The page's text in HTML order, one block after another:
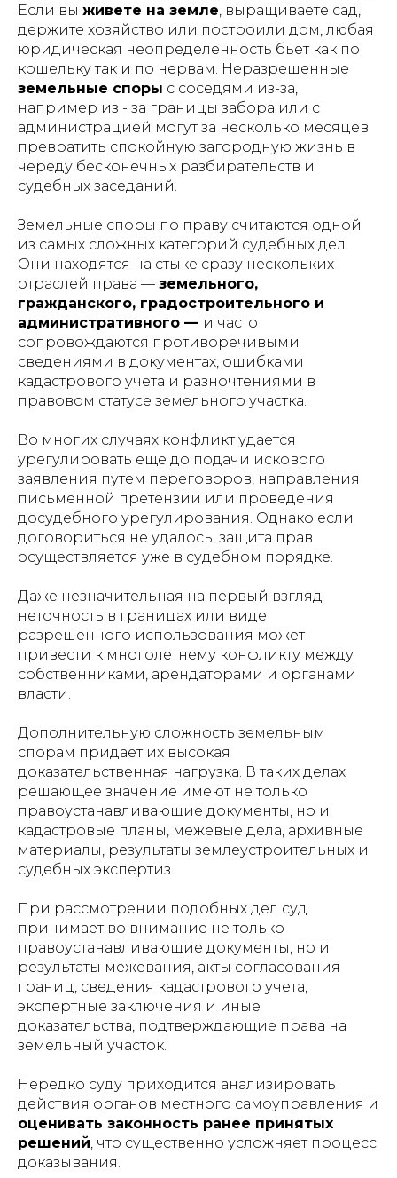
Если вы живете на земле, выращиваете сад,
держите хозяйство или построили дом, любая
юридическая неопределенность бьет как по
кошельку так и по нервам. Неразрешенные
земельные споры с соседями из-за,
например из - за границы забора или с
администрацией могут за несколько месяцев
превратить спокойную загородную жизнь в
череду бесконечных разбирательств и
судебных заседаний.
Земельные споры по праву считаются одной
из самых сложных категорий судебных дел.
Они находятся на стыке сразу нескольких
отраслей права — земельного,
гражданского, градостроительного и
административного — и часто
сопровождаются противоречивыми
сведениями в документах, ошибками
кадастрового учета и разночтениями в
правовом статусе земельного участка.
Во многих случаях конфликт удается
урегулировать еще до подачи искового
заявления путем переговоров, направления
письменной претензии или проведения
досудебного урегулирования. Однако если
договориться не удалось, защита прав
осуществляется уже в судебном порядке.
Даже незначительная на первый взгляд
неточность в границах или виде
разрешенного использования может
привести к многолетнему конфликту между
собственниками, арендаторами и органами
власти.
Дополнительную сложность земельным
спорам придает их высокая
доказательственная нагрузка. В таких делах
решающее значение имеют не только
правоустанавливающие документы, но и
кадастровые планы, межевые дела, архивные
материалы, результаты землеустроительных и
судебных экспертиз.
При рассмотрении подобных дел суд
принимает во внимание не только
правоустанавливающие документы, но и
результаты межевания, акты согласования
границ, сведения кадастрового учета,
экспертные заключения и иные
доказательства, подтверждающие права на
земельный участок.
Нередко суду приходится анализировать
действия органов местного самоуправления и
оценивать законность ранее принятых
решений, что существенно усложняет процесс
доказывания.